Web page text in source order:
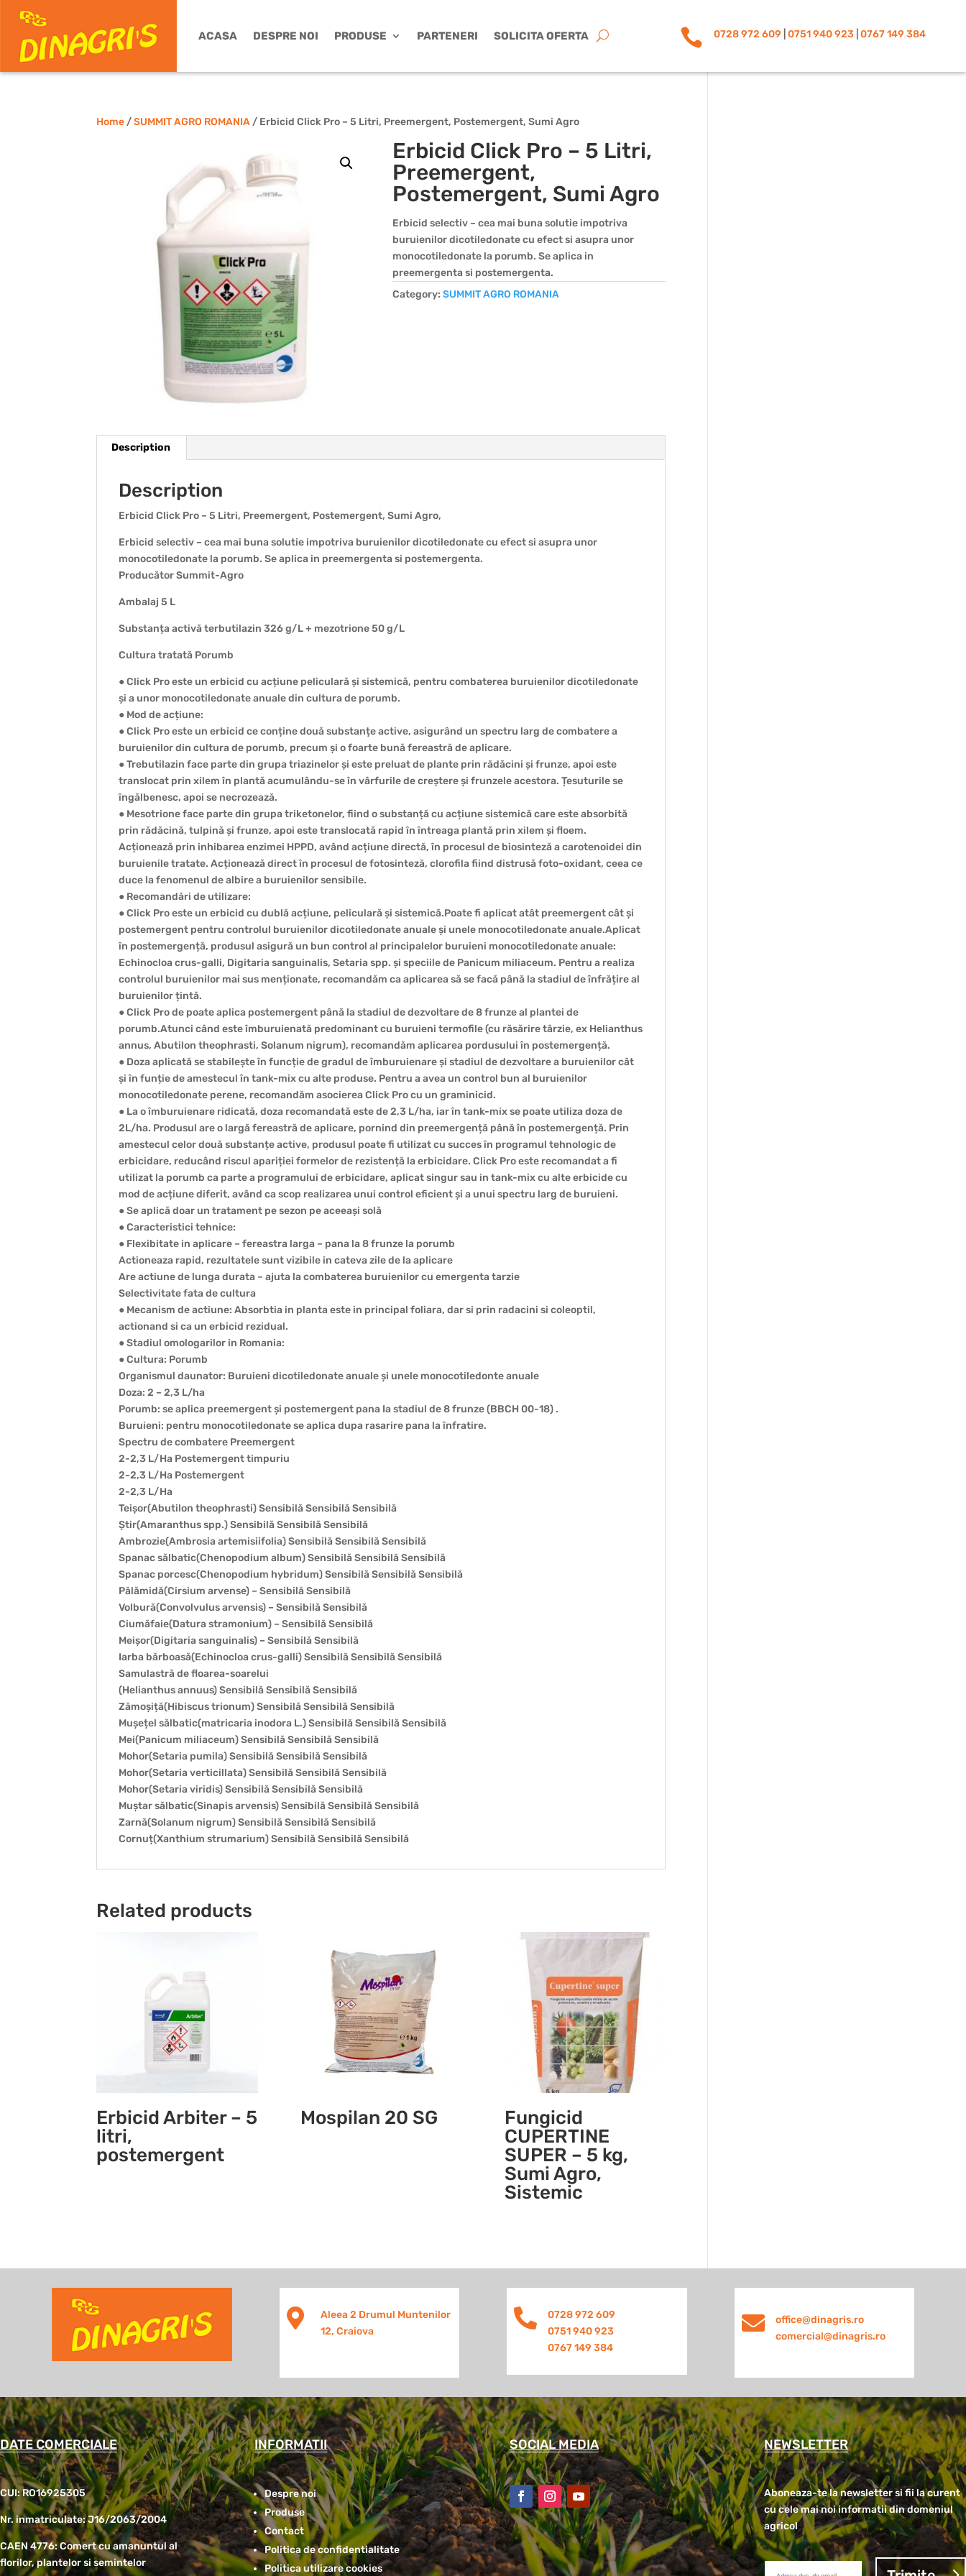
ACASA DESPRE NOI PRODUSE PARTENERI SOLICITA OFERTA  0728 972 609 0751 940 923| 0767 149 384
Home /SUMMIT AGRO ROMANIA / Erbicid Click Pro – 5 Litri, Preemergent, Postemergent, Sumi Agro
Erbicid Click Pro – 5 Litri,
Preemergent,
Postemergent, Sumi Agro
Erbicid selectiv – cea mai buna solutie impotriva
buruienilor dicotiledonate cu efect si asupra unor
monocotiledonate la porumb. Se aplica in
preemergenta si postemergenta.
Category:SUMMIT AGRO ROMANIA
Description
Description
Erbicid Click Pro – 5 Litri, Preemergent, Postemergent, Sumi Agro,
Erbicid selectiv – cea mai buna solutie impotriva buruienilor dicotiledonate cu efect si asupra unor
monocotiledonate la porumb. Se aplica in preemergenta si postemergenta.
Producător Summit-Agro
Ambalaj 5 L
Substanța activă terbutilazin 326 g/L + mezotrione 50 g/L
Cultura tratată Porumb
● Click Pro este un erbicid cu acțiune peliculară și sistemică, pentru combaterea buruienilor dicotiledonate
și a unor monocotiledonate anuale din cultura de porumb.
● Mod de acțiune:
● Click Pro este un erbicid ce conține două substanțe active, asigurând un spectru larg de combatere a
buruienilor din cultura de porumb, precum și o foarte bună fereastră de aplicare.
● Trebutilazin face parte din grupa triazinelor și este preluat de plante prin rădăcini și frunze, apoi este
translocat prin xilem în plantă acumulându-se în vârfurile de creștere și frunzele acestora. Țesuturile se
îngălbenesc, apoi se necrozează.
● Mesotrione face parte din grupa triketonelor, fiind o substanță cu acțiune sistemică care este absorbită
prin rădăcină, tulpină și frunze, apoi este translocată rapid în întreaga plantă prin xilem și floem.
Acționează prin inhibarea enzimei HPPD, având acțiune directă, în procesul de biosinteză a carotenoidei din
buruienile tratate. Acționează direct în procesul de fotosinteză, clorofila fiind distrusă foto-oxidant, ceea ce
duce la fenomenul de albire a buruienilor sensibile.
● Recomandări de utilizare:
● Click Pro este un erbicid cu dublă acțiune, peliculară și sistemică.Poate fi aplicat atât preemergent cât și
postemergent pentru controlul buruienilor dicotiledonate anuale și unele monocotiledonate anuale.Aplicat
în postemergență, produsul asigură un bun control al principalelor buruieni monocotiledonate anuale:
Echinocloa crus-galli, Digitaria sanguinalis, Setaria spp. și speciile de Panicum miliaceum. Pentru a realiza
controlul buruienilor mai sus menționate, recomandăm ca aplicarea să se facă până la stadiul de înfrățire al
buruienilor țintă.
● Click Pro de poate aplica postemergent până la stadiul de dezvoltare de 8 frunze al plantei de
porumb.Atunci când este îmburuienată predominant cu buruieni termofile (cu răsărire târzie, ex Helianthus
annus, Abutilon theophrasti, Solanum nigrum), recomandăm aplicarea pordusului în postemergență.
● Doza aplicată se stabilește în funcție de gradul de îmburuienare și stadiul de dezvoltare a buruienilor cât
și în funție de amestecul în tank-mix cu alte produse. Pentru a avea un control bun al buruienilor
monocotiledonate perene, recomandăm asocierea Click Pro cu un graminicid.
● La o îmburuienare ridicată, doza recomandată este de 2,3 L/ha, iar în tank-mix se poate utiliza doza de
2L/ha. Produsul are o largă fereastră de aplicare, pornind din preemergență până în postemergență. Prin
amestecul celor două substanțe active, produsul poate fi utilizat cu succes în programul tehnologic de
erbicidare, reducând riscul apariției formelor de rezistență la erbicidare. Click Pro este recomandat a fi
utilizat la porumb ca parte a programului de erbicidare, aplicat singur sau in tank-mix cu alte erbicide cu
mod de acțiune diferit, având ca scop realizarea unui control eficient și a unui spectru larg de buruieni.
● Se aplică doar un tratament pe sezon pe aceeași solă
● Caracteristici tehnice:
● Flexibitate in aplicare – fereastra larga – pana la 8 frunze la porumb
Actioneaza rapid, rezultatele sunt vizibile in cateva zile de la aplicare
Are actiune de lunga durata – ajuta la combaterea buruienilor cu emergenta tarzie
Selectivitate fata de cultura
● Mecanism de actiune: Absorbtia in planta este in principal foliara, dar si prin radacini si coleoptil,
actionand si ca un erbicid rezidual.
● Stadiul omologarilor in Romania:
● Cultura: Porumb
Organismul daunator: Buruieni dicotiledonate anuale și unele monocotiledonte anuale
Doza: 2 – 2,3 L/ha
Porumb: se aplica preemergent și postemergent pana Ia stadiul de 8 frunze (BBCH 00-18) .
Buruieni: pentru monocotiledonate se aplica dupa rasarire pana la înfratire.
Spectru de combatere Preemergent
2-2,3 L/Ha Postemergent timpuriu
2-2,3 L/Ha Postemergent
2-2,3 L/Ha
Teișor(Abutilon theophrasti) Sensibilă Sensibilă Sensibilă
Știr(Amaranthus spp.) Sensibilă Sensibilă Sensibilă
Ambrozie(Ambrosia artemisiifolia) Sensibilă Sensibilă Sensibilă
Spanac sălbatic(Chenopodium album) Sensibilă Sensibilă Sensibilă
Spanac porcesc(Chenopodium hybridum) Sensibilă Sensibilă Sensibilă
Pălămidă(Cirsium arvense) – Sensibilă Sensibilă
Volbură(Convolvulus arvensis) – Sensibilă Sensibilă
Ciumăfaie(Datura stramonium) – Sensibilă Sensibilă
Meișor(Digitaria sanguinalis) – Sensibilă Sensibilă
Iarba bărboasă(Echinocloa crus-galli) Sensibilă Sensibilă Sensibilă
Samulastră de floarea-soarelui
(Helianthus annuus) Sensibilă Sensibilă Sensibilă
Zămoșiță(Hibiscus trionum) Sensibilă Sensibilă Sensibilă
Mușețel sălbatic(matricaria inodora L.) Sensibilă Sensibilă Sensibilă
Mei(Panicum miliaceum) Sensibilă Sensibilă Sensibilă
Mohor(Setaria pumila) Sensibilă Sensibilă Sensibilă
Mohor(Setaria verticillata) Sensibilă Sensibilă Sensibilă
Mohor(Setaria viridis) Sensibilă Sensibilă Sensibilă
Muștar sălbatic(Sinapis arvensis) Sensibilă Sensibilă Sensibilă
Zarnă(Solanum nigrum) Sensibilă Sensibilă Sensibilă
Cornuț(Xanthium strumarium) Sensibilă Sensibilă Sensibilă
Related products
Erbicid Arbiter – 5
litri,
postemergent
Mospilan 20 SG
Fungicid
CUPERTINE
SUPER – 5 kg,
Sumi Agro,
Sistemic

Aleea 2 Drumul Muntenilor
12, Craiova

0728 972 609
0751 940 923
0767 149 384

office@dinagris.ro
comercial@dinagris.ro
DATE COMERCIALE
CUI: RO16925305
Nr. inmatriculate: J16/2063/2004
CAEN 4776: Comert cu amanuntul al
florilor, plantelor si semintelor
INFORMATII
Despre noi
Produse
Contact
Politica de confidentialitate
Politica utilizare cookies
SOCIAL MEDIA NEWSLETTER
Aboneaza-te la newsletter si fii la curent
cu cele mai noi informatii din domeniul
agricol